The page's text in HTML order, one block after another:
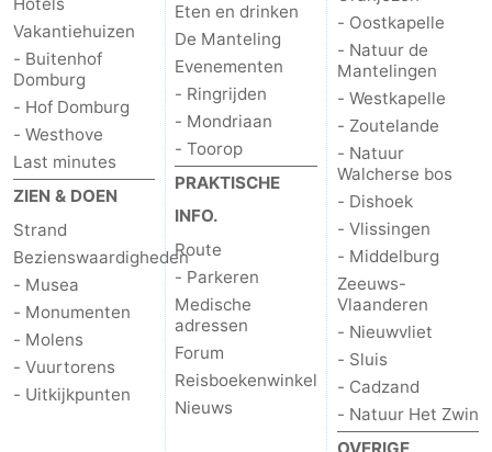
Parkeren
Reisboekenwinkel
Nieuws
Medische
adressen
Regio
Zeeland
Schouwen-
Duiveland
-
Vakantiehuizen
- Buitenhof
Domburg
- Hof Domburg
- Westhove
Last minutes
ZIEN & DOEN
Strand
Bezienswaardigheden
- Musea
- Monumenten
- Molens
- Vuurtorens
- Uitkijkpunten
Eten en drinken
De Manteling
Evenementen
- Ringrijden
- Mondriaan
- Toorop
PRAKTISCHE
INFO.
Route
- Parkeren
Medische
adressen
Forum
Reisboekenwinkel
Nieuws
- Oostkapelle
- Natuur de
Mantelingen
- Westkapelle
- Zoutelande
- Natuur
Walcherse bos
- Dishoek
- Vlissingen
- Middelburg
Zeeuws-
Vlaanderen
- Nieuwvliet
- Sluis
- Cadzand
- Natuur Het Zwin